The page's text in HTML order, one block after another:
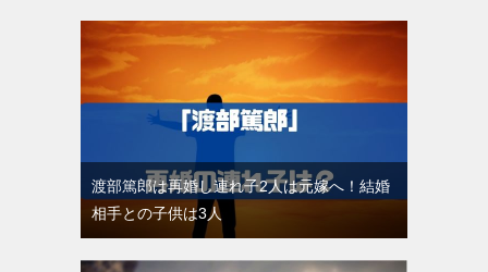
渡部篤郎は再婚し連れ子2人は元嫁へ！結婚
相手との子供は3人